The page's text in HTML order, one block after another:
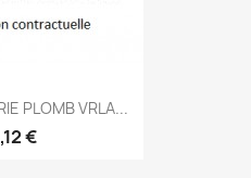
PLOMB VRLA...
€